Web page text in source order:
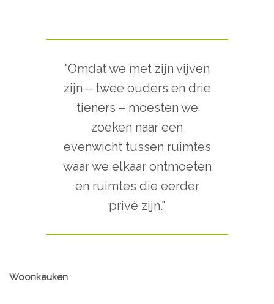
"Omdat we met zijn vijven
zijn – twee ouders en drie
tieners – moesten we
zoeken naar een
evenwicht tussen ruimtes
waar we elkaar ontmoeten
en ruimtes die eerder
privé zijn."
Woonkeuken